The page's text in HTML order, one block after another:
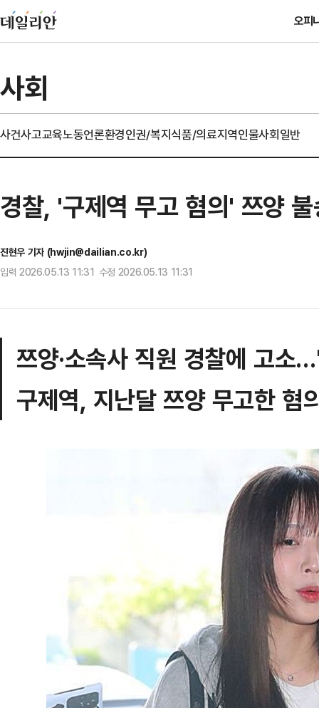
오피
사회
사건사고교육노동언론환경인권/복지식품/의료지역인물사회일반
경찰, '구제역 무고 혐의' 쯔양
진현우 기자 (hwjin@dailian.co.kr)
입력 2026.05.13 11:31 수정 2026.05.13 11:31
쯔양·소속사 직원 경찰에 고소
구제역, 지난달 쯔양 무고한 혐